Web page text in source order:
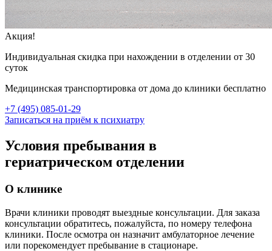
Акция!
Индивидуальная скидка при нахождении в отделении от 30
суток
Медицинская транспортировка от дома до клиники бесплатно
+7 (495) 085-01-29
Записаться на приём к психиатру
Условия пребывания в
гериатрическом отделении
О клинике
Врачи клиники проводят выездные консультации. Для заказа
консультации обратитесь, пожалуйста, по номеру телефона
клиники. После осмотра он назначит амбулаторное лечение
или порекомендует пребывание в стационаре.